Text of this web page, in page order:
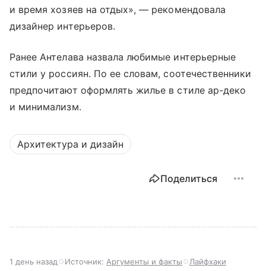
и время хозяев на отдых», — рекомендовала
дизайнер интерьеров.
Ранее Антелава назвала любимые интерьерные
стили у россиян. По ее словам, соотечественники
предпочитают оформлять жилье в стиле ар-деко
и минимализм.
Архитектура и дизайн
Поделиться
1 день назад Источник: Аргументы и факты Лайфхаки